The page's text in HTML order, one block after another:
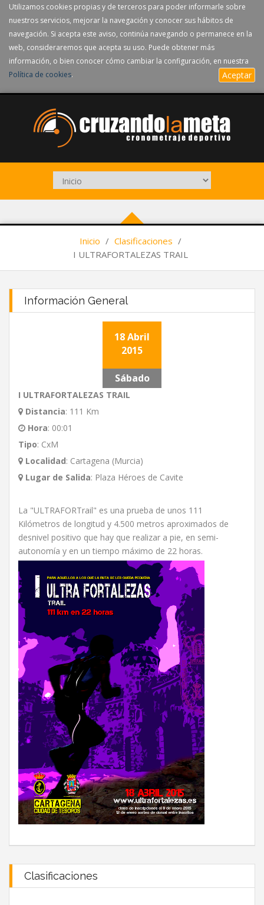
Utilizamos cookies propias y de terceros para poder informarle sobre
nuestros servicios, mejorar la navegación y conocer sus hábitos de
navegación. Si acepta este aviso, continúa navegando o permanece en la
web, consideraremos que acepta su uso. Puede obtener más
información, o bien conocer cómo cambiar la configuración, en nuestra
Política de cookies. Aceptar
Inicio / Clasificaciones /
I ULTRAFORTALEZAS TRAIL
Información General
18 Abril
2015
Sábado
I ULTRAFORTALEZAS TRAIL
Distancia: 111 Km
Hora: 00:01
Tipo: CxM
Localidad: Cartagena (Murcia)
Lugar de Salida: Plaza Héroes de Cavite
La "ULTRAFORTrail" es una prueba de unos 111
Kilómetros de longitud y 4.500 metros aproximados de
desnivel positivo que hay que realizar a pie, en semi-
autonomía y en un tiempo máximo de 22 horas.
Clasificaciones